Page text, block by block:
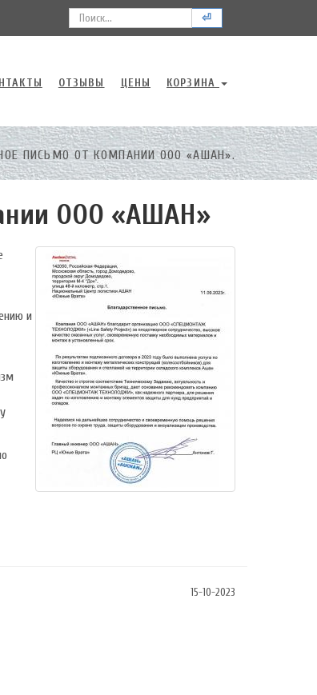
⏎
ОТЗЫВЫ ЦЕНЫ КОРЗИНА
ПИСЬМО ОТ КОМПАНИИ ООО «АШАН».
ООО «АШАН»
и
15-10-2023